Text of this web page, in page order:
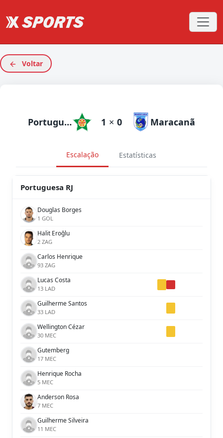
Voltar
Portuguesa RJ 1 × 0 Maracanã
Escalação Estatísticas
Portuguesa RJ
Douglas Borges
1 GOL
Halit Eroğlu
2 ZAG
Carlos Henrique
93 ZAG
Lucas Costa
13 LAD
Guilherme Santos
33 LAD
Wellington Cézar
30 MEC
Gutemberg
17 MEC
Henrique Rocha
5 MEC
Anderson Rosa
7 MEC
Guilherme Silveira
11 MEC